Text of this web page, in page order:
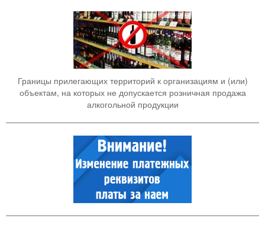
Границы прилегающих территорий к организациям и (или)
объектам, на которых не допускается розничная продажа
алкогольной продукции